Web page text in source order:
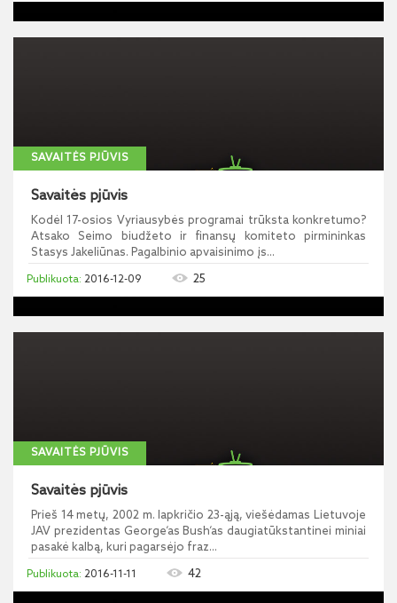
SAVAITĖS PJŪVIS
Savaitės pjūvis
Kodėl 17-osios Vyriausybės programai trūksta konkretumo?
Atsako Seimo biudžeto ir finansų komiteto pirmininkas
Stasys Jakeliūnas. Pagalbinio apvaisinimo įs...
2016-12-09 25
SAVAITĖS PJŪVIS
Savaitės pjūvis
Prieš 14 metų, 2002 m. lapkričio 23-ąją, viešėdamas Lietuvoje
JAV prezidentas George‘as Bush‘as daugiatūkstantinei miniai
pasakė kalbą, kuri pagarsėjo fraz...
2016-11-11 42